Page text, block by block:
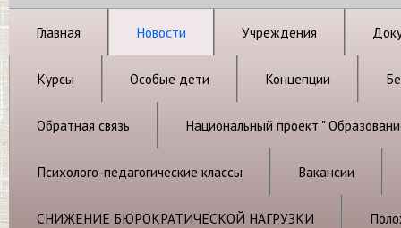
Главная Новости Учреждения
Курсы Особые дети Концепции
Обратная связь Национальный проект "
Психолого-педагогические классы Вакансии
СНИЖЕНИЕ БЮРОКРАТИЧЕСКОЙ НАГРУЗКИ